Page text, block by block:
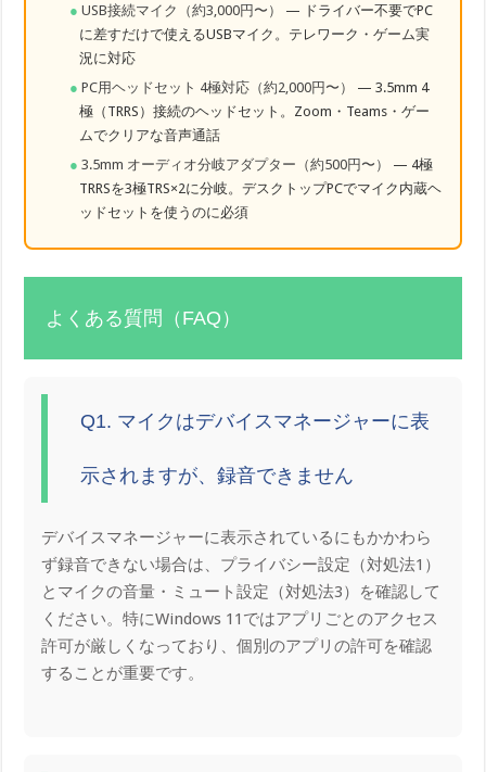
USB接続マイク（約3,000円〜）
— ドライバー不要でPC
に差すだけで使えるUSBマイク。テレワーク・ゲーム実
況に対応
PC用ヘッドセット 4極対応（約2,000円〜）
— 3.5mm 4
極（TRRS）接続のヘッドセット。Zoom・Teams・ゲー
ムでクリアな音声通話
3.5mm オーディオ分岐アダプター（約500円〜）
— 4極
TRRSを3極TRS×2に分岐。デスクトップPCでマイク内蔵ヘ
ッドセットを使うのに必須
よくある質問（FAQ）
Q1. マイクはデバイスマネージャーに表
示されますが、録音できません
デバイスマネージャーに表示されているにもかかわら
ず録音できない場合は、プライバシー設定（対処法1）
とマイクの音量・ミュート設定（対処法3）を確認して
ください。特にWindows 11ではアプリごとのアクセス
許可が厳しくなっており、個別のアプリの許可を確認
することが重要です。